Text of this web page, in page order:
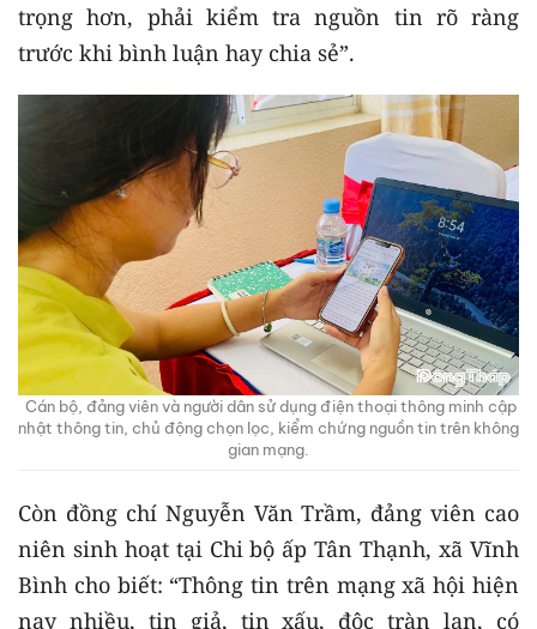
trọng hơn, phải kiểm tra nguồn tin rõ ràng
trước khi bình luận hay chia sẻ”.
Cán bộ, đảng viên và người dân sử dụng điện thoại thông minh cập
nhật thông tin, chủ động chọn lọc, kiểm chứng nguồn tin trên không
gian mạng.
Còn đồng chí Nguyễn Văn Trầm, đảng viên cao
niên sinh hoạt tại Chi bộ ấp Tân Thạnh, xã Vĩnh
Bình cho biết: “Thông tin trên mạng xã hội hiện
nay nhiều, tin giả, tin xấu, độc tràn lan, có